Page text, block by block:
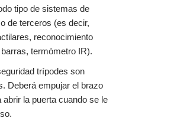
tipo de sistemas de
de terceros (es decir,
reconocimiento
termómetro IR).
trípodes son
Deberá empujar el brazo
abrir la puerta cuando se le